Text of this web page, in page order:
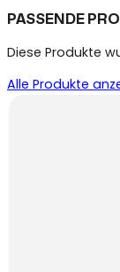
PASSENDE
Diese Produkte
Alle Produkte